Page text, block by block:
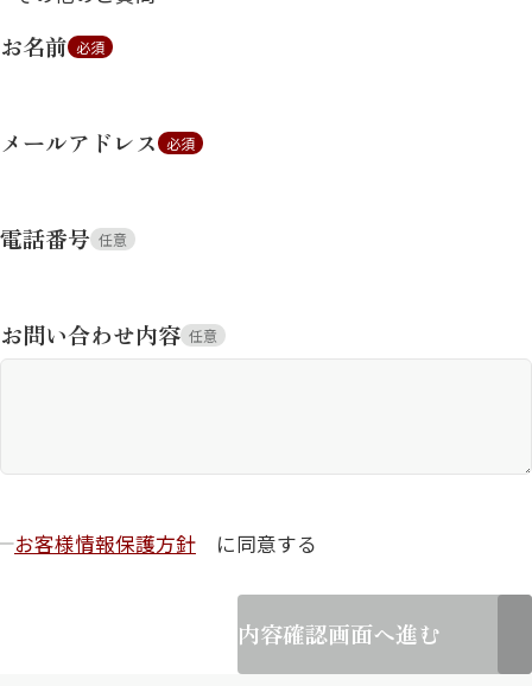
お名前 必須
メールアドレス 必須
電話番号 任意
お問い合わせ内容 任意
お客様情報保護方針 に同意する
内容確認画面へ進む